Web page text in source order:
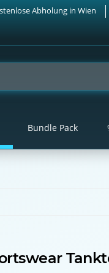
Abholung in Wien
Bundle Pack